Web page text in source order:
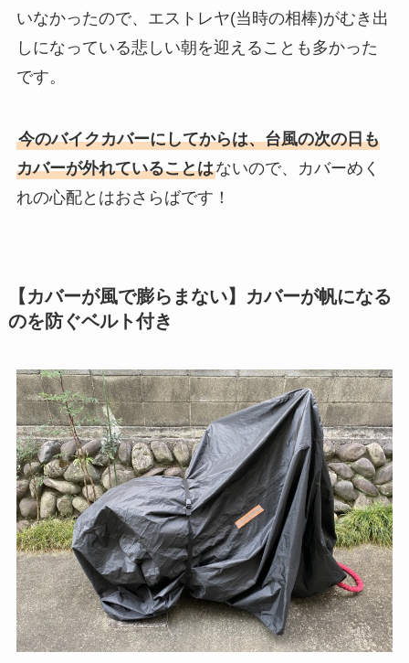
いなかったので、エストレヤ(当時の相棒)がむき出
しになっている悲しい朝を迎えることも多かった
です。
今のバイクカバーにしてからは、台風の次の日も
カバーが外れていることはないので、カバーめく
れの心配とはおさらばです！
【カバーが風で膨らまない】カバーが帆になる
のを防ぐベルト付き